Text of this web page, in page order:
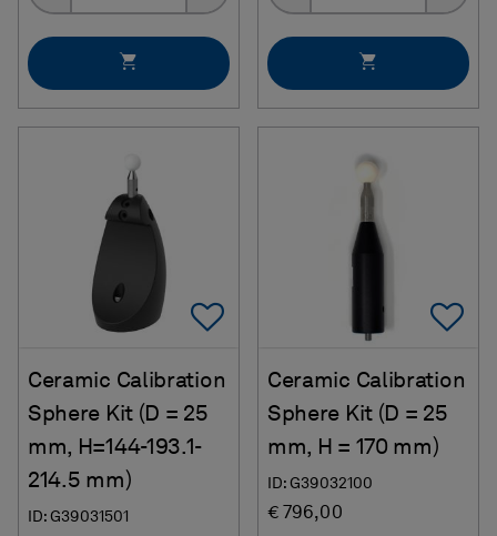
Add To Favorites
Ceramic Calibration
Sphere Kit (D = 25
mm, H=144-193.1-
214.5 mm)
ID: G39031501
Ceramic Calibration
Sphere Kit (D = 25
mm, H = 170 mm)
ID: G39032100
€ 796,00